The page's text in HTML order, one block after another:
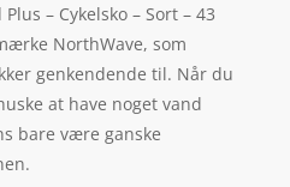
– Cykelsko – Sort – 43
NorthWave, som
genkendende til. Når du
at have noget vand
bare være ganske